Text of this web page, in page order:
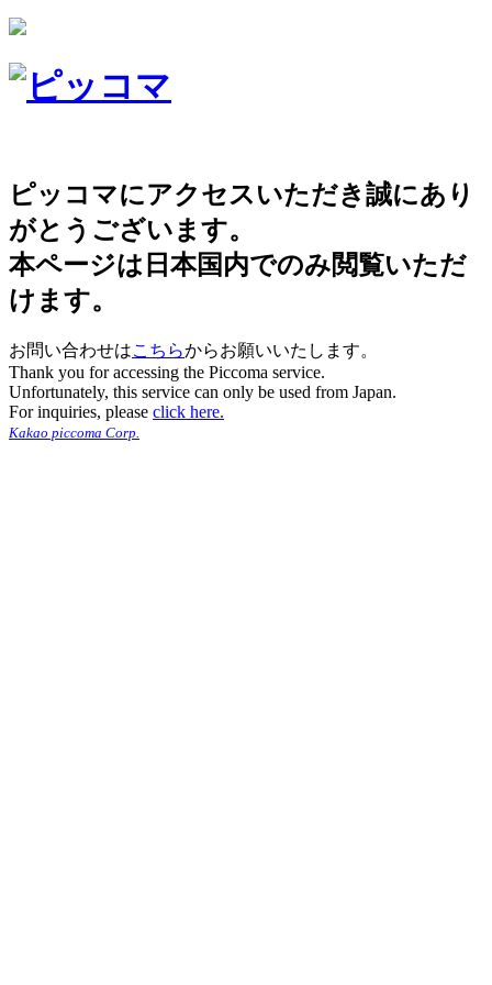
ピッコマにアクセスいただき誠にあり
がとうございます。
本ページは日本国内でのみ閲覧いただ
けます。
お問い合わせはこちらからお願いいたします。
Thank you for accessing the Piccoma service.
Unfortunately, this service can only be used from Japan.
For inquiries, please click here.
Kakao piccoma Corp.